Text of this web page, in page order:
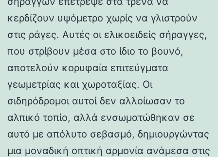
κερδίζουν υψόμετρο χωρίς να γλιστρούν
στις ράγες. Αυτές οι ελικοειδείς σήραγγες,
που στρίβουν μέσα στο ίδιο το βουνό,
αποτελούν κορυφαία επιτεύγματα
γεωμετρίας και χωροταξίας. Οι
σιδηρόδρομοι αυτοί δεν αλλοίωσαν το
αλπικό τοπίο, αλλά ενσωματώθηκαν σε
αυτό με απόλυτο σεβασμό, δημιουργώντας
μια μοναδική οπτική αρμονία ανάμεσα στις